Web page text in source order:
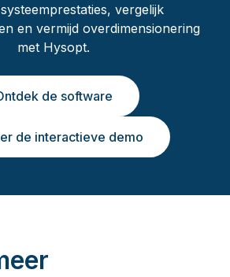
vergelijk
en vermijd overdimensionering
met Hysopt.
de software
de interactieve demo